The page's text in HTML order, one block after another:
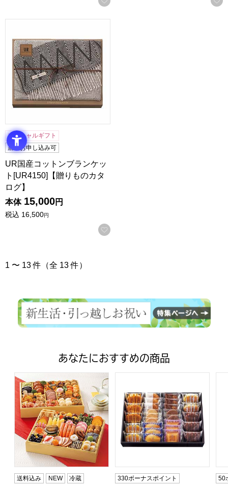
ソーシャルギフト
店頭お申し込み可
UR国産コットンブランケッ
ト[UR4150]【贈りものカタ
ログ】
本体 15,000円
税込 16,500円
お気に入りに登録する
1 〜 13 件（全 13 件）
あなたにおすすめの商品
トップバリュ 和洋中特大二段重「饗宴」(きょうえん)【4
送料込み NEW 冷蔵 330ボーナスポイント 50